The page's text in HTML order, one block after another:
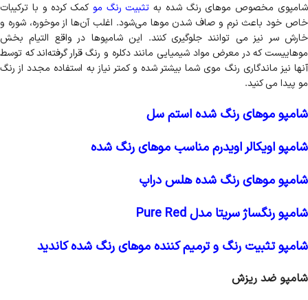
شامپوی مخصوص موهای رنگ شده به تثبیت رنگ مو کمک کرده و با ترکیبات
خاص خود باعث نرم و صاف شدن موها می‌شود. اغلب آن‌ها از موخوره، شوره و
خارش سر نیز می توانند جلوگیری ‌کنند. این شامپوها در واقع التیام بخش
موهاییست که در معرض مواد شیمیایی مانند دکلره و رنگ قرار گرفته‌اند که توسط
آنها نیز ماندگاری رنگ موی شما بیشتر شده و کمتر نیاز به استفاده مجدد از رنگ
مو پیدا می کنید.
شامپو موهای رنگ شده استم سل
شامپو اویکالر اویدرم مناسب موهای رنگ شده
شامپو موهای رنگ شده هلس دراپ
شامپو رنگساژ سریتا مدل Pure Red
شامپو تثبیت رنگ و ترمیم کننده موهای رنگ شده کاندید
شامپو ضد ریزش